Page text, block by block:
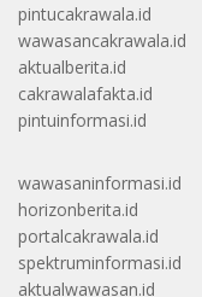
pintucakrawala.id
wawasancakrawala.id
aktualberita.id
cakrawalafakta.id
pintuinformasi.id
wawasaninformasi.id
horizonberita.id
portalcakrawala.id
spektruminformasi.id
aktualwawasan.id